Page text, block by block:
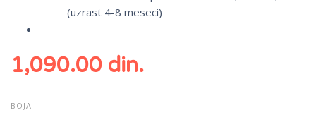
(uzrast 4-8 meseci)
1,090.00 din.
BOJA